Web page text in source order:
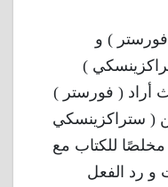
) و
)
أراد ( فورستر )
( ستراكزينسكي
مخلصًا للكتاب مع
و رد الفعل